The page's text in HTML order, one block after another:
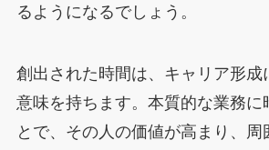
るようになるでしょう。
創出された時間は、キャリア形成
意味を持ちます。本質的な業務に
とで、その人の価値が高まり、周